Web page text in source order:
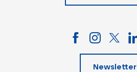
Newsletter